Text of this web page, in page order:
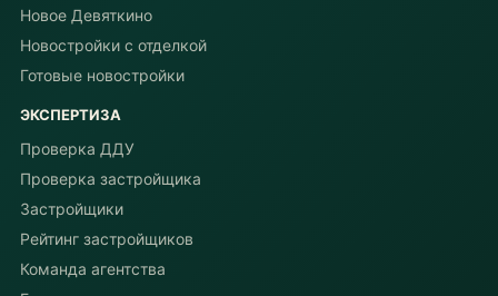
Новое Девяткино
Новостройки с отделкой
Готовые новостройки
ЭКСПЕРТИЗА
Проверка ДДУ
Проверка застройщика
Застройщики
Рейтинг застройщиков
Команда агентства